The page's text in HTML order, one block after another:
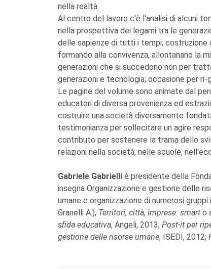
nella realtà.
Al centro del lavoro c'è l'analisi di alcuni
nella prospettiva dei legami tra le
delle sapienze di tutti i tempi; costruzione
formando alla convivenza, allontanano la
generazioni che si succedono non per
generazioni e tecnologia; occasione per
Le pagine del volume sono animate dal
educatori di diversa provenienza ed
costruire una società diversamente
testimonianza per sollecitare un agire
contributo per sostenere la trama dello
relazioni nella società, nelle scuole,
Gabriele Gabrielli è presidente della
insegna Organizzazione e gestione delle
umane e organizzazione di numerosi
Granelli A.), Territori, città, imprese: smart o
sfida educativa, Angeli, 2013; Post-it per
gestione delle risorse umane, ISEDI, 2012;